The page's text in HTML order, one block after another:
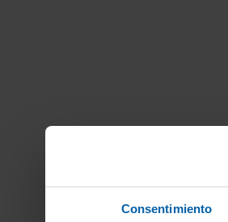
Consentimiento